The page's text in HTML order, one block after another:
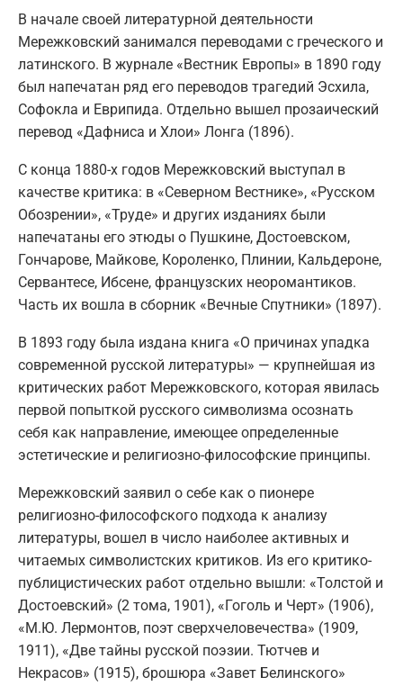
В начале своей литературной деятельности
Мережковский занимался переводами с греческого и
латинского. В журнале «Вестник Европы» в 1890 году
был напечатан ряд его переводов трагедий Эсхила,
Софокла и Еврипида. Отдельно вышел прозаический
перевод «Дафниса и Хлои» Лонга (1896).
С конца 1880-х годов Мережковский выступал в
качестве критика: в «Северном Вестнике», «Русском
Обозрении», «Труде» и других изданиях были
напечатаны его этюды о Пушкине, Достоевском,
Гончарове, Майкове, Короленко, Плинии, Кальдероне,
Сервантесе, Ибсене, французских неоромантиков.
Часть их вошла в сборник «Вечные Спутники» (1897).
В 1893 году была издана книга «О причинах упадка
современной русской литературы» — крупнейшая из
критических работ Мережковского, которая явилась
первой попыткой русского символизма осознать
себя как направление, имеющее определенные
эстетические и религиозно-философские принципы.
Мережковский заявил о себе как о пионере
религиозно-философского подхода к анализу
литературы, вошел в число наиболее активных и
читаемых символистских критиков. Из его критико-
публицистических работ отдельно вышли: «Толстой и
Достоевский» (2 тома, 1901), «Гоголь и Черт» (1906),
«М.Ю. Лермонтов, поэт сверхчеловечества» (1909,
1911), «Две тайны русской поэзии. Тютчев и
Некрасов» (1915), брошюра «Завет Белинского»